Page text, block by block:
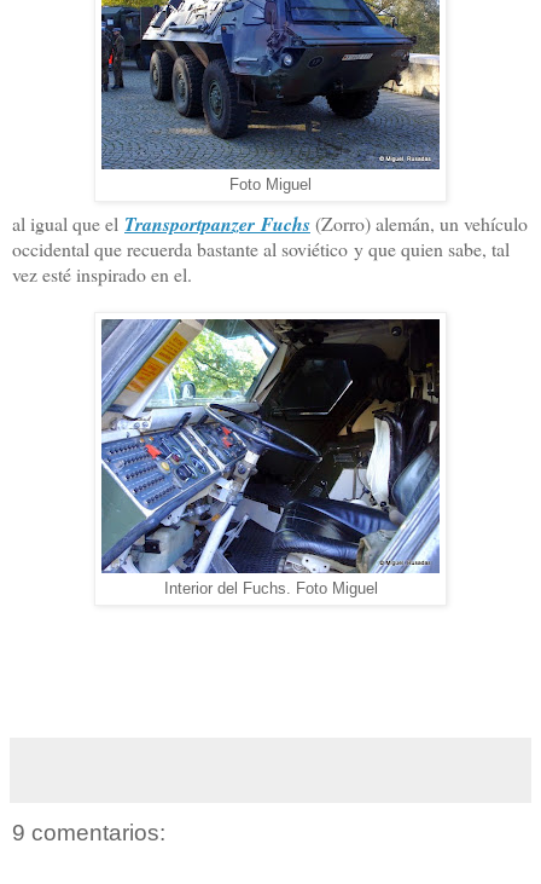
Foto Miguel
al igual que el Transportpanzer Fuchs(Zorro) alemán, un vehículo
occidental que recuerda bastante al soviético y que quien sabe, tal
vez esté inspirado en el.
Interior del Fuchs. Foto Miguel
9 comentarios: